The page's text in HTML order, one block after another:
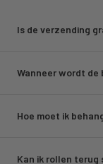
Is de verzending
Wanneer wordt
Hoe moet ik
Kan ik rollen terug